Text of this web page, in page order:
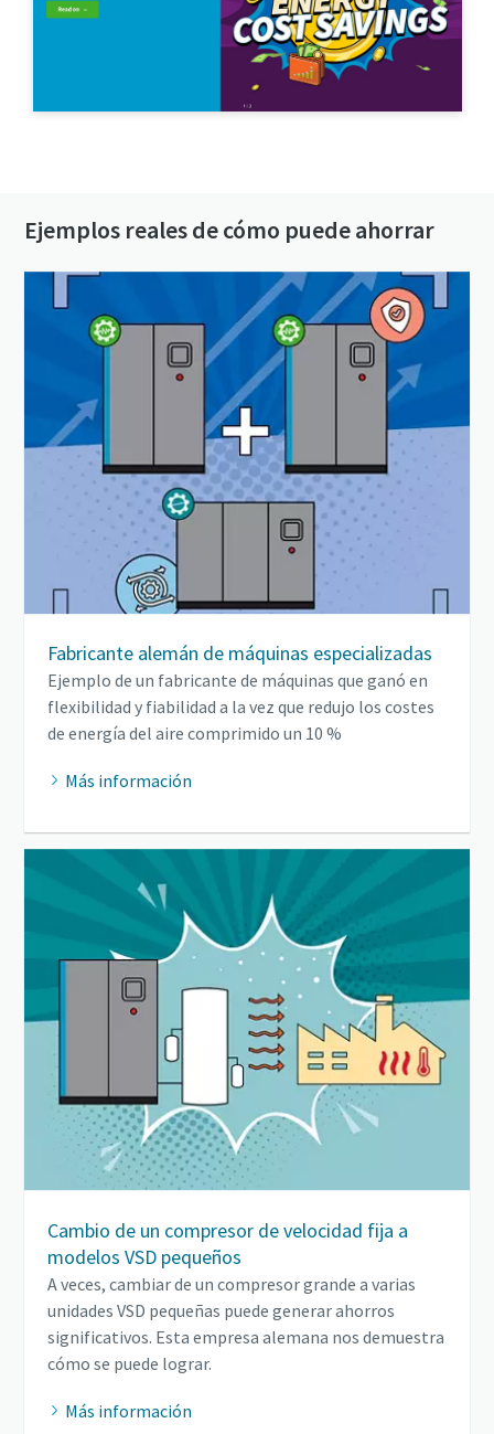
Ejemplos reales de cómo puede ahorrar
Fabricante alemán de máquinas especializadas
Ejemplo de un fabricante de máquinas que ganó en
flexibilidad y fiabilidad a la vez que redujo los costes
de energía del aire comprimido un 10 %
Más información
Cambio de un compresor de velocidad fija a
modelos VSD pequeños
A veces, cambiar de un compresor grande a varias
unidades VSD pequeñas puede generar ahorros
significativos. Esta empresa alemana nos demuestra
cómo se puede lograr.
Más información